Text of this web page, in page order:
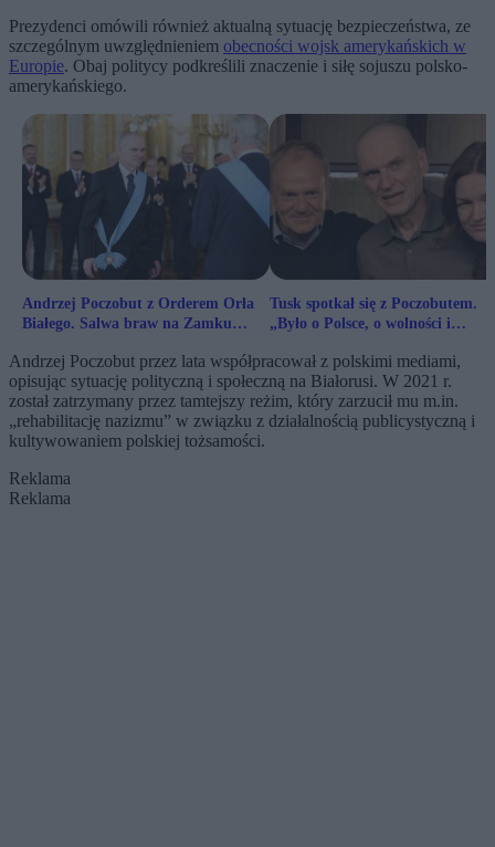
Prezydenci omówili również aktualną sytuację bezpieczeństwa, ze
szczególnym uwzględnieniem obecności wojsk amerykańskich w
Europie. Obaj politycy podkreślili znaczenie i siłę sojuszu polsko-
amerykańskiego.
Andrzej Poczobut z Orderem Orła
Białego. Salwa braw na Zamku
Tusk spotkał się z Poczobutem.
„Było o Polsce, o wolności i
Andrzej Poczobut przez lata współpracował z polskimi mediami,
opisując sytuację polityczną i społeczną na Białorusi. W 2021 r.
został zatrzymany przez tamtejszy reżim, który zarzucił mu m.in.
„rehabilitację nazizmu” w związku z działalnością publicystyczną i
kultywowaniem polskiej tożsamości.
Reklama
Reklama